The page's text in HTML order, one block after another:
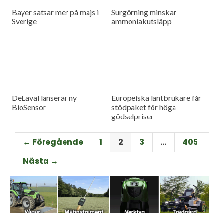
Bayer satsar mer på majs i
Sverige
Surgörning minskar
ammoniakutsläpp
DeLaval lanserar ny
BioSensor
Europeiska lantbrukare får
stödpaket för höga
gödselpriser
← Föregående 1 2 3 …
405
Nästa →